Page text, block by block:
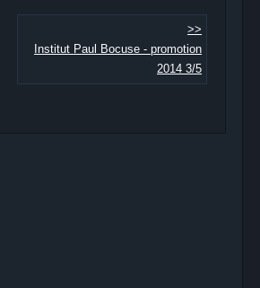
>>
Institut Paul Bocuse - promotion
2014 3/5